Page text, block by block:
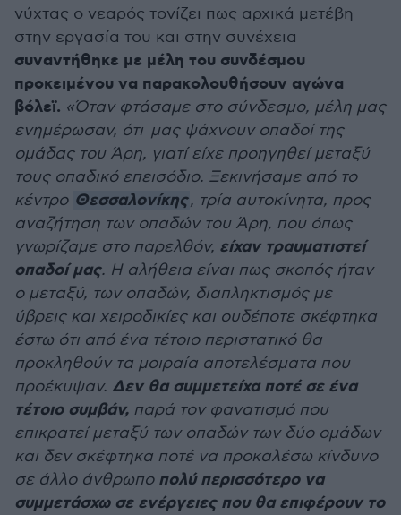
νύχτας ο νεαρός τονίζει πως αρχικά μετέβη
στην εργασία του και στην συνέχεια
συναντήθηκε με μέλη του συνδέσμου
προκειμένου να παρακολουθήσουν αγώνα
βόλεϊ. «Όταν φτάσαμε στο σύνδεσμο, μέλη μας
ενημέρωσαν, ότι μας ψάχνουν οπαδοί της
ομάδας του Άρη, γιατί είχε προηγηθεί μεταξύ
τους οπαδικό επεισόδιο. Ξεκινήσαμε από το
κέντρο Θεσσαλονίκης, τρία αυτοκίνητα, προς
αναζήτηση των οπαδών του Άρη, που όπως
γνωρίζαμε στο παρελθόν, είχαν τραυματιστεί
οπαδοί μας. Η αλήθεια είναι πως σκοπός ήταν
ο μεταξύ, των οπαδών, διαπληκτισμός με
ύβρεις και χειροδικίες και ουδέποτε σκέφτηκα
έστω ότι από ένα τέτοιο περιστατικό θα
προκληθούν τα μοιραία αποτελέσματα που
προέκυψαν. Δεν θα συμμετείχα ποτέ σε ένα
τέτοιο συμβάν, παρά τον φανατισμό που
επικρατεί μεταξύ των οπαδών των δύο ομάδων
και δεν σκέφτηκα ποτέ να προκαλέσω κίνδυνο
σε άλλο άνθρωπο πολύ περισσότερο να
συμμετάσχω σε ενέργειες που θα επιφέρουν το